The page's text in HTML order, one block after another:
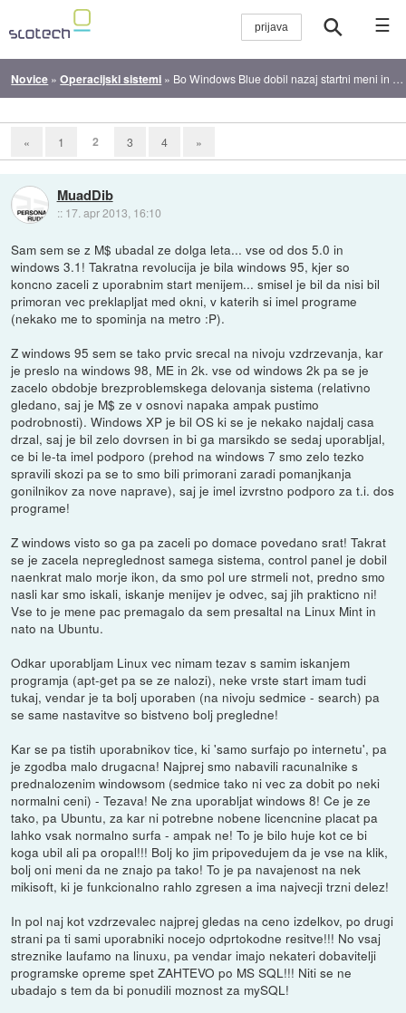
☰
Novice »Operacijski sistemi » Bo Windows Blue dobil nazaj startni meni in namizje?
« 1 2 3 4 »
MuadDib
:: 17. apr 2013, 16:10
Sam sem se z M$ ubadal ze dolga leta... vse od dos 5.0 in
windows 3.1! Takratna revolucija je bila windows 95, kjer so
koncno zaceli z uporabnim start menijem... smisel je bil da nisi bil
primoran vec preklapljat med okni, v katerih si imel programe
(nekako me to spominja na metro :P).
Z windows 95 sem se tako prvic srecal na nivoju vzdrzevanja, kar
je preslo na windows 98, ME in 2k. vse od windows 2k pa se je
zacelo obdobje brezproblemskega delovanja sistema (relativno
gledano, saj je M$ ze v osnovi napaka ampak pustimo
podrobnosti). Windows XP je bil OS ki se je nekako najdalj casa
drzal, saj je bil zelo dovrsen in bi ga marsikdo se sedaj uporabljal,
ce bi le-ta imel podporo (prehod na windows 7 smo zelo tezko
spravili skozi pa se to smo bili primorani zaradi pomanjkanja
gonilnikov za nove naprave), saj je imel izvrstno podporo za t.i. dos
programe!
Z windows visto so ga pa zaceli po domace povedano srat! Takrat
se je zacela nepreglednost samega sistema, control panel je dobil
naenkrat malo morje ikon, da smo pol ure strmeli not, predno smo
nasli kar smo iskali, iskanje menijev je odvec, saj jih prakticno ni!
Vse to je mene pac premagalo da sem presaltal na Linux Mint in
nato na Ubuntu.
Odkar uporabljam Linux vec nimam tezav s samim iskanjem
programja (apt-get pa se ze nalozi), neke vrste start imam tudi
tukaj, vendar je ta bolj uporaben (na nivoju sedmice - search) pa
se same nastavitve so bistveno bolj pregledne!
Kar se pa tistih uporabnikov tice, ki 'samo surfajo po internetu', pa
je zgodba malo drugacna! Najprej smo nabavili racunalnike s
prednalozenim windowsom (sedmice tako ni vec za dobit po neki
normalni ceni) - Tezava! Ne zna uporabljat windows 8! Ce je ze
tako, pa Ubuntu, za kar ni potrebne nobene licencnine placat pa
lahko vsak normalno surfa - ampak ne! To je bilo huje kot ce bi
koga ubil ali pa oropal!!! Bolj ko jim pripovedujem da je vse na klik,
bolj oni meni da ne znajo pa tako! To je pa navajenost na nek
mikisoft, ki je funkcionalno rahlo zgresen a ima najvecji trzni delez!
In pol naj kot vzdrzevalec najprej gledas na ceno izdelkov, po drugi
strani pa ti sami uporabniki nocejo odprtokodne resitve!!! No vsaj
streznike laufamo na linuxu, pa vendar imajo nekateri dobavitelji
programske opreme spet ZAHTEVO po MS SQL!!! Niti se ne
ubadajo s tem da bi ponudili moznost za mySQL!